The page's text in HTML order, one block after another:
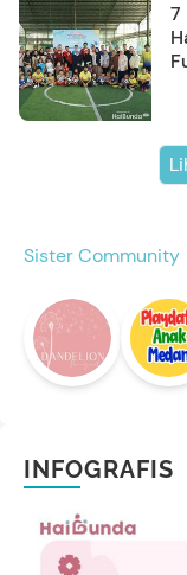
7
Sister Community
INFOGRAFIS